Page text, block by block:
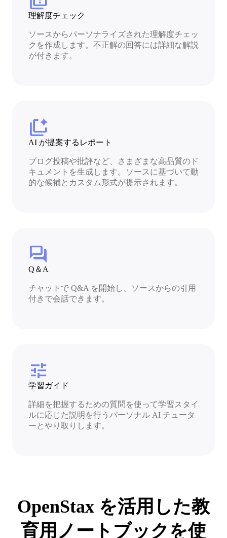
理解度チェック
ソースからパーソナライズされた理解度チェッ
クを作成します。不正解の回答には詳細な解説
が付きます。
auto_tab_group
AI が提案するレポート
ブログ投稿や批評など、さまざまな高品質のド
キュメントを生成します。ソースに基づいて動
的な候補とカスタム形式が提示されます。
forum
Q＆A
チャットで Q&A を開始し、ソースからの引用
付きで会話できます。
tune
学習ガイド
詳細を把握するための質問を使って学習スタイ
ルに応じた説明を行うパーソナル AI チュータ
ーとやり取りします。
OpenStax を活用した教
育用ノートブックを使